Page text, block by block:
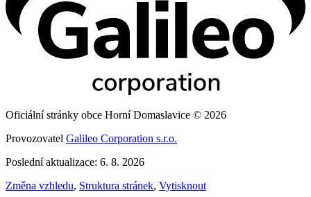
Oficiální stránky obce Horní Domaslavice © 2026
Provozovatel Galileo Corporation s.r.o.
Poslední aktualizace: 6. 8. 2026
Změna vzhledu, Struktura stránek, Vytisknout